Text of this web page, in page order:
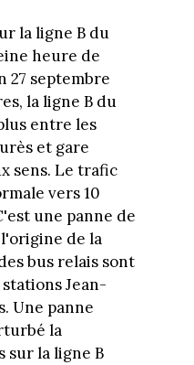
la ligne B du
heure de
27 septembre
la ligne B du
entre les
et gare
sens. Le trafic
vers 10
une panne de
de la
bus relais sont
Jean-
Une panne
la
sur la ligne B